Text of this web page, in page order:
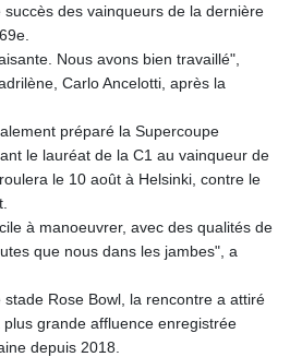
succès des vainqueurs de la dernière
Nous avons bien travaillé",
Carlo Ancelotti, après la
préparé la Supercoupe
le lauréat de la C1 au vainqueur de
le 10 août à Helsinki, contre le
à manoeuvrer, avec des qualités de
que nous dans les jambes", a
Rose Bowl, la rencontre a attiré
grande affluence enregistrée
depuis 2018.